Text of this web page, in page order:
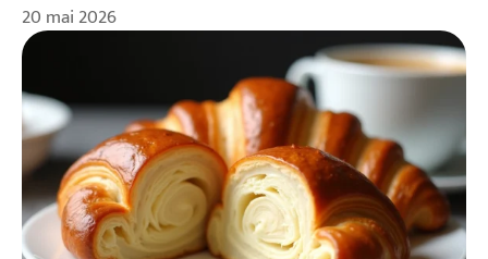
20 mai 2026